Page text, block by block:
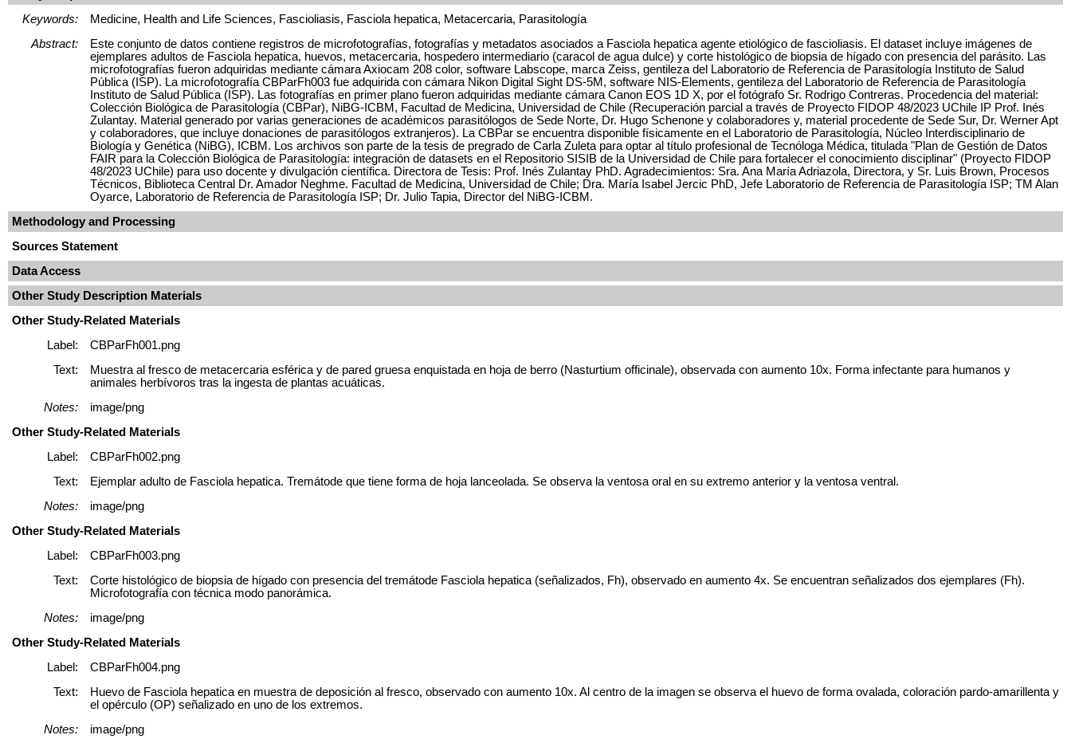
Keywords:
Medicine, Health and Life Sciences, Fascioliasis, Fasciola hepatica, Metacercaria, Parasitología
Abstract:
Este conjunto de datos contiene registros de microfotografías, fotografías y metadatos asociados a Fasciola hepatica agente etiológico de fascioliasis. El dataset incluye imágenes de
ejemplares adultos de Fasciola hepatica, huevos, metacercaria, hospedero intermediario (caracol de agua dulce) y corte histológico de biopsia de hígado con presencia del parásito. Las
microfotografías fueron adquiridas mediante cámara Axiocam 208 color, software Labscope, marca Zeiss, gentileza del Laboratorio de Referencia de Parasitología Instituto de Salud
Pública (ISP). La microfotografía CBParFh003 fue adquirida con cámara Nikon Digital Sight DS-5M, software NIS-Elements, gentileza del Laboratorio de Referencia de Parasitología
Instituto de Salud Pública (ISP). Las fotografías en primer plano fueron adquiridas mediante cámara Canon EOS 1D X, por el fotógrafo Sr. Rodrigo Contreras. Procedencia del material:
Colección Biológica de Parasitología (CBPar), NiBG-ICBM, Facultad de Medicina, Universidad de Chile (Recuperación parcial a través de Proyecto FIDOP 48/2023 UChile IP Prof. Inés
Zulantay. Material generado por varias generaciones de académicos parasitólogos de Sede Norte, Dr. Hugo Schenone y colaboradores y, material procedente de Sede Sur, Dr. Werner Apt
y colaboradores, que incluye donaciones de parasitólogos extranjeros). La CBPar se encuentra disponible físicamente en el Laboratorio de Parasitología, Núcleo Interdisciplinario de
Biología y Genética (NiBG), ICBM. Los archivos son parte de la tesis de pregrado de Carla Zuleta para optar al título profesional de Tecnóloga Médica, titulada "Plan de Gestión de Datos
FAIR para la Colección Biológica de Parasitología: integración de datasets en el Repositorio SISIB de la Universidad de Chile para fortalecer el conocimiento disciplinar" (Proyecto FIDOP
48/2023 UChile) para uso docente y divulgación científica. Directora de Tesis: Prof. Inés Zulantay PhD. Agradecimientos: Sra. Ana María Adriazola, Directora, y Sr. Luis Brown, Procesos
Técnicos, Biblioteca Central Dr. Amador Neghme. Facultad de Medicina, Universidad de Chile; Dra. María Isabel Jercic PhD, Jefe Laboratorio de Referencia de Parasitología ISP; TM Alan
Oyarce, Laboratorio de Referencia de Parasitología ISP; Dr. Julio Tapia, Director del NiBG-ICBM.
Methodology and Processing
Sources Statement
Data Access
Other Study Description Materials
Other Study-Related Materials
Label:
CBParFh001.png
Text:
Muestra al fresco de metacercaria esférica y de pared gruesa enquistada en hoja de berro (Nasturtium officinale), observada con aumento 10x. Forma infectante para humanos y
animales herbívoros tras la ingesta de plantas acuáticas.
Notes:
image/png
Other Study-Related Materials
Label:
CBParFh002.png
Text:
Ejemplar adulto de Fasciola hepatica. Tremátode que tiene forma de hoja lanceolada. Se observa la ventosa oral en su extremo anterior y la ventosa ventral.
Notes:
image/png
Other Study-Related Materials
Label:
CBParFh003.png
Text:
Corte histológico de biopsia de hígado con presencia del tremátode Fasciola hepatica (señalizados, Fh), observado en aumento 4x. Se encuentran señalizados dos ejemplares (Fh).
Microfotografía con técnica modo panorámica.
Notes:
image/png
Other Study-Related Materials
Label:
CBParFh004.png
Text:
Huevo de Fasciola hepatica en muestra de deposición al fresco, observado con aumento 10x. Al centro de la imagen se observa el huevo de forma ovalada, coloración pardo-amarillenta y
el opérculo (OP) señalizado en uno de los extremos.
Notes:
image/png